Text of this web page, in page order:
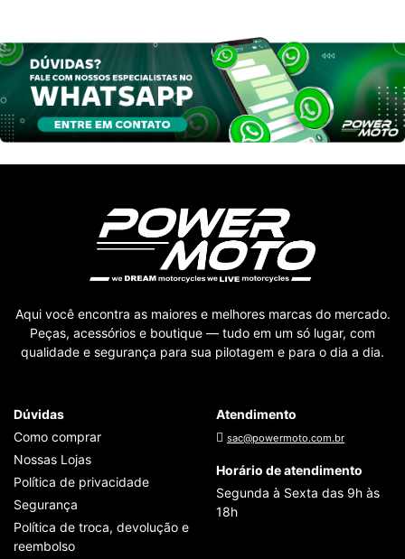
Aqui você encontra as maiores e melhores marcas do mercado.
Peças, acessórios e boutique — tudo em um só lugar, com
qualidade e segurança para sua pilotagem e para o dia a dia.
Dúvidas
Como comprar
Nossas Lojas
Política de privacidade
Segurança
Política de troca, devolução e
reembolso
Atendimento
sac@powermoto.com.br
Horário de atendimento
Segunda à Sexta das 9h às
18h